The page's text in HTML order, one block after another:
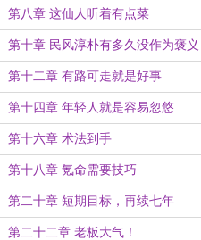
第八章 这仙人听着有点菜
第十章 民风淳朴有多久没作为褒义
词了？
第十二章 有路可走就是好事
第十四章 年轻人就是容易忽悠
第十六章 术法到手
第十八章 氪命需要技巧
第二十章 短期目标，再续七年
第二十二章 老板大气！